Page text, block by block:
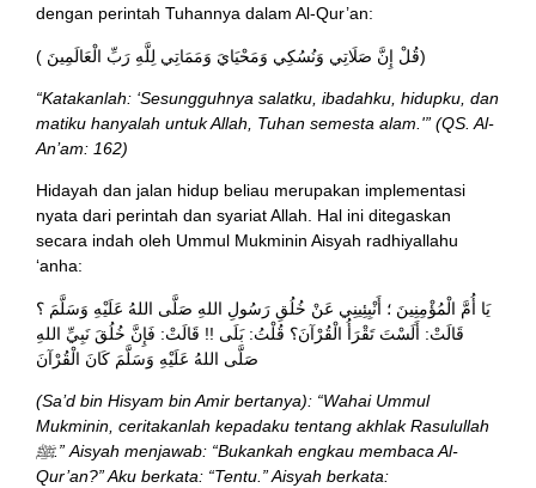
dengan perintah Tuhannya dalam Al-Qur’an:
( قُلْ إِنَّ صَلَاتِي وَنُسُكِي وَمَحْيَايَ وَمَمَاتِي لِلَّهِ رَبِّ الْعَالَمِينَ)
“Katakanlah: ‘Sesungguhnya salatku, ibadahku, hidupku, dan
matiku hanyalah untuk Allah, Tuhan semesta alam.'” (QS. Al-
An’am: 162)
Hidayah dan jalan hidup beliau merupakan implementasi
nyata dari perintah dan syariat Allah. Hal ini ditegaskan
secara indah oleh Ummul Mukminin Aisyah radhiyallahu
‘anha:
يَا أُمَّ الْمُؤْمِنِينَ ؛ أَنْبِئِينِي عَنْ خُلُقِ رَسُولِ اللهِ صَلَّى اللهُ عَلَيْهِ وَسَلَّمَ ؟
قَالَتْ: أَلَسْتَ تَقْرَأُ الْقُرْآنَ؟ قُلْتُ: بَلَى !! قَالَتْ: فَإِنَّ خُلُقَ نَبِيِّ اللهِ
صَلَّى اللهُ عَلَيْهِ وَسَلَّمَ كَانَ الْقُرْآنَ
(Sa’d bin Hisyam bin Amir bertanya): “Wahai Ummul
Mukminin, ceritakanlah kepadaku tentang akhlak Rasulullah
ﷺ.” Aisyah menjawab: “Bukankah engkau membaca Al-
Qur’an?” Aku berkata: “Tentu.” Aisyah berkata: